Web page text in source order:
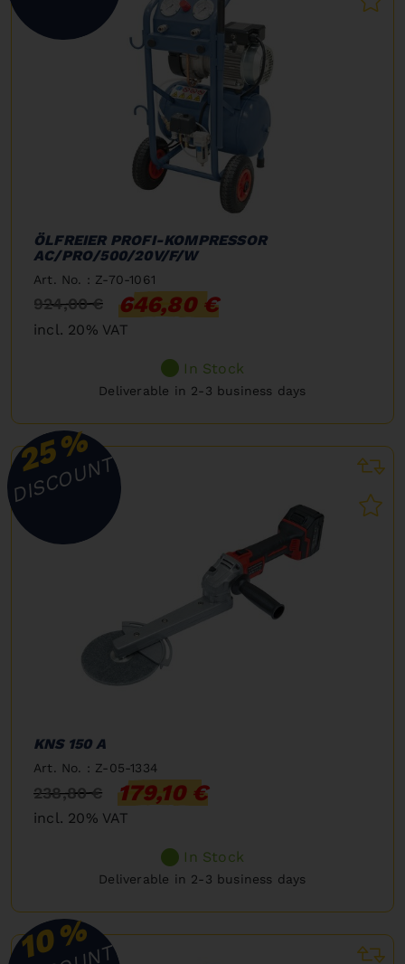
ÖLFREIER PROFI-KOMPRESSOR
AC/PRO/500/20V/F/W
Art. No. : Z-70-1061
924,00 € 646,80 €
incl. 20% VAT
In Stock
Deliverable in 2-3 business days
25%
DISCOUNT
KNS 150 A
Art. No. : Z-05-1334
238,80 € 179,10 €
incl. 20% VAT
In Stock
Deliverable in 2-3 business days
10%